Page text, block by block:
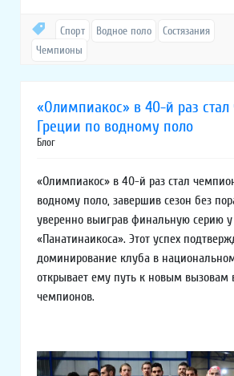
Спорт Водное поло
Состязания
Чемпионы
«Олимпиакос» в 40-й раз
Греции по водному поло
Блог
«Олимпиакос» в 40-й раз стал
водному поло, завершив сезон без
уверенно выиграв финальную серию у
«Панатинаикоса». Этот успех
доминирование клуба в
открывает ему путь к новым вызовам
чемпионов.